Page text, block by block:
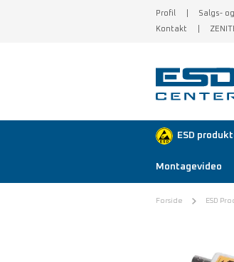
Profil Salgs-
Kontakt
ESD
Montagevideo
Forside ESD